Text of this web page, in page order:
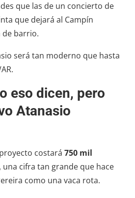
que las de un concierto de
que dejará al Campín
de barrio.
será tan moderno que hasta
eso dicen, pero
Atanasio
costará 750 mil
, una cifra tan grande que hace
como una vaca rota.